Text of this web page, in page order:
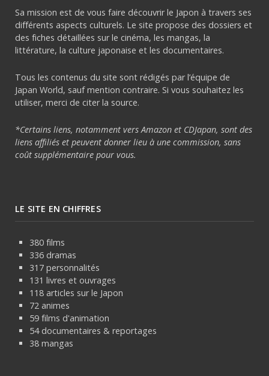
Sa mission est de vous faire découvrir le Japon à travers ses
différents aspects culturels. Le site propose des dossiers et
des fiches détaillées sur le cinéma, les mangas, la
littérature, la culture japonaise et les documentaires.
Tous les contenus du site sont rédigés par l’équipe de
Japan World, sauf mention contraire. Si vous souhaitez les
utiliser, merci de citer la source.
*Certains liens, notamment vers Amazon et CDJapan, sont des
liens affiliés et peuvent donner lieu à une commission, sans
coût supplémentaire pour vous.
LE SITE EN CHIFFRES
380 films
336 dramas
317 personnalités
131 livres et ouvrages
118 articles sur le Japon
72 animes
59 films d'animation
54 documentaires & reportages
38 mangas